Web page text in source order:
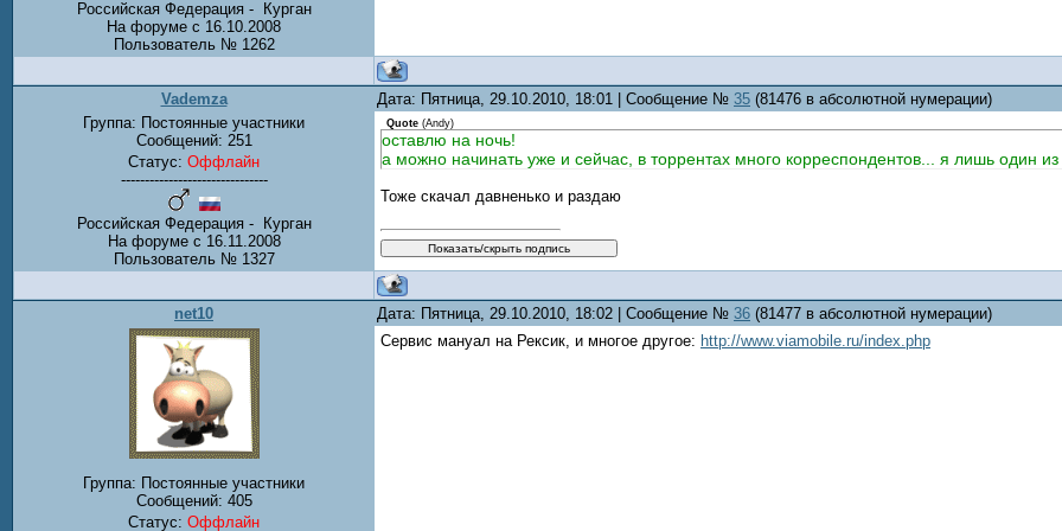
Российская Федерация - Курган
На форуме с 16.10.2008
Пользователь № 1262
Vademza Дата: Пятница, 29.10.2010, 18:01 | Сообщение № 35 (81476 в абсолютной нумерации)
Группа: Постоянные участники
Сообщений: 251
Статус: Оффлайн
-------------------------------
Российская Федерация - Курган
На форуме с 16.11.2008
Пользователь № 1327
Quote (Andy)
оставлю на ночь!
а можно начинать уже и сейчас, в торрентах много корреспондентов... я лишь один из
Тоже скачал давненько и раздаю
net10 Дата: Пятница, 29.10.2010, 18:02 | Сообщение № 36 (81477 в абсолютной нумерации)
Группа: Постоянные участники
Сообщений: 405
Статус: Оффлайн
Сервис мануал на Рексик, и многое другое: http://www.viamobile.ru/index.php